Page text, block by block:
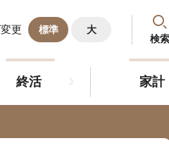
更 標準
大
検索
終活 家計